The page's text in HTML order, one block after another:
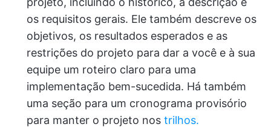
os requisitos gerais. Ele também descreve os
objetivos, os resultados esperados e as
restrições do projeto para dar a você e à sua
equipe um roteiro claro para uma
implementação bem-sucedida. Há também
uma seção para um cronograma provisório
para manter o projeto nos trilhos.